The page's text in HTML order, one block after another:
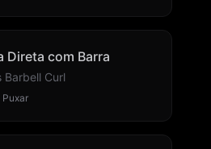
Direta com Barra
Barbell Curl
Puxar